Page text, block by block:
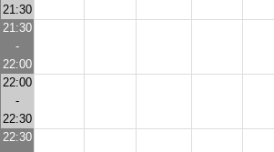
21:30
21:30
-
22:00
22:00
-
22:30
22:30